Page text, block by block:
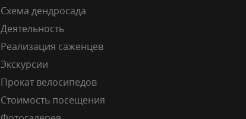
Схема дендросада
Деятельность
Реализация саженцев
Экскурсии
Прокат велосипедов
Стоимость посещения